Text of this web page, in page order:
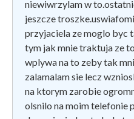
niewiwrzylam w
jeszcze
przyjaciela ze moglo byc
tym jak mnie traktuja ze
wplywa na to zeby tak
zalamalam sie lecz
na ktorym zarobie
olsnilo na moim telefonie